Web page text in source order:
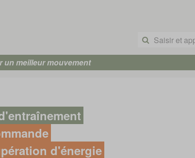
un meilleur mouvement
d'énergie